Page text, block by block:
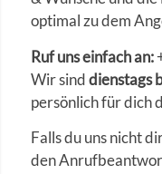
optimal zu dem
Ruf uns einfach an:
Wir sinddienstags
persönlich für dich
Falls du uns nicht
den